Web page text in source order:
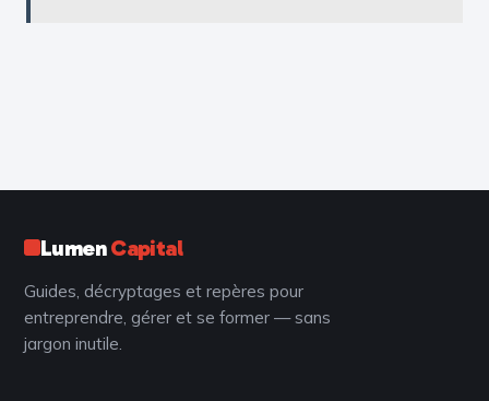
LumenCapital
Guides, décryptages et repères pour
entreprendre, gérer et se former — sans
jargon inutile.